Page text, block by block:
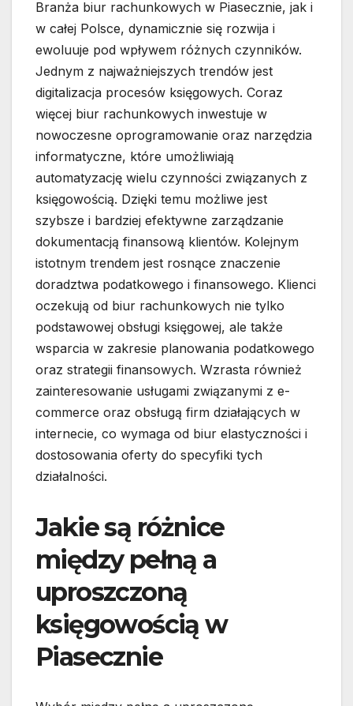
Branża biur rachunkowych w Piasecznie, jak i
w całej Polsce, dynamicznie się rozwija i
ewoluuje pod wpływem różnych czynników.
Jednym z najważniejszych trendów jest
digitalizacja procesów księgowych. Coraz
więcej biur rachunkowych inwestuje w
nowoczesne oprogramowanie oraz narzędzia
informatyczne, które umożliwiają
automatyzację wielu czynności związanych z
księgowością. Dzięki temu możliwe jest
szybsze i bardziej efektywne zarządzanie
dokumentacją finansową klientów. Kolejnym
istotnym trendem jest rosnące znaczenie
doradztwa podatkowego i finansowego. Klienci
oczekują od biur rachunkowych nie tylko
podstawowej obsługi księgowej, ale także
wsparcia w zakresie planowania podatkowego
oraz strategii finansowych. Wzrasta również
zainteresowanie usługami związanymi z e-
commerce oraz obsługą firm działających w
internecie, co wymaga od biur elastyczności i
dostosowania oferty do specyfiki tych
działalności.
Jakie są różnice
między pełną a
uproszczoną
księgowością w
Piasecznie